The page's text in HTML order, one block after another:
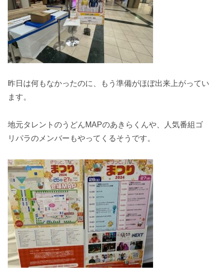
昨日は何もなかったのに、もう準備がほぼ出来上がってい
ます。
地元タレントのうどんMAPのあきらくんや、人気番組ゴ
リパラのメンバーもやってくるそうです。